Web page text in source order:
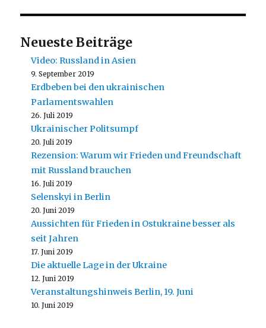
Neueste Beiträge
Video: Russland in Asien
9. September 2019
Erdbeben bei den ukrainischen
Parlamentswahlen
26. Juli 2019
Ukrainischer Politsumpf
20. Juli 2019
Rezension: Warum wir Frieden und Freundschaft
mit Russland brauchen
16. Juli 2019
Selenskyi in Berlin
20. Juni 2019
Aussichten für Frieden in Ostukraine besser als
seit Jahren
17. Juni 2019
Die aktuelle Lage in der Ukraine
12. Juni 2019
Veranstaltungshinweis Berlin, 19. Juni
10. Juni 2019